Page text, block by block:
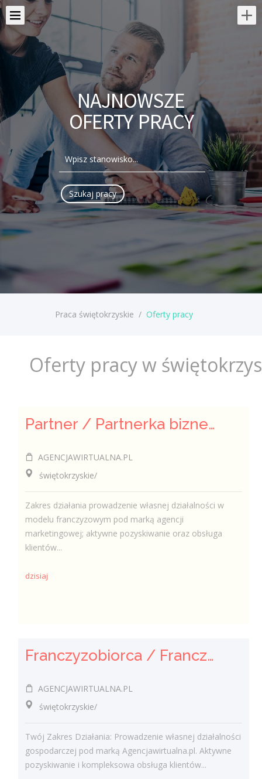
NAJNOWSZE
OFERTY PRACY
Praca świętokrzyskie / Oferty pracy
Oferty pracy w
Partner / Partnerka biznesowa – agencja marketingu internetowego (model franczyzowy)
AGENCJAWIRTUALNA.PL
świętokrzyskie/
Zakres działania prowadzenie własnej działalności w
modelu franczyzowym pod marką agencji
marketingowej; aktywne pozyskiwanie oraz obsługa
klientów...
dzisiaj
Franczyzobiorca / Franczyzobiorczyni Agencji Marketingowej
AGENCJAWIRTUALNA.PL
świętokrzyskie/
Twój Zakres Działania: Prowadzenie własnej działalności
gospodarczej pod marką Agencjawirtualna.pl. Aktywne
pozyskiwanie i kompleksowa obsługa klientów...